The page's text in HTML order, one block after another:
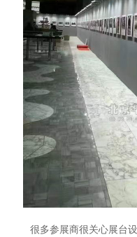
很多参展商很关心展台